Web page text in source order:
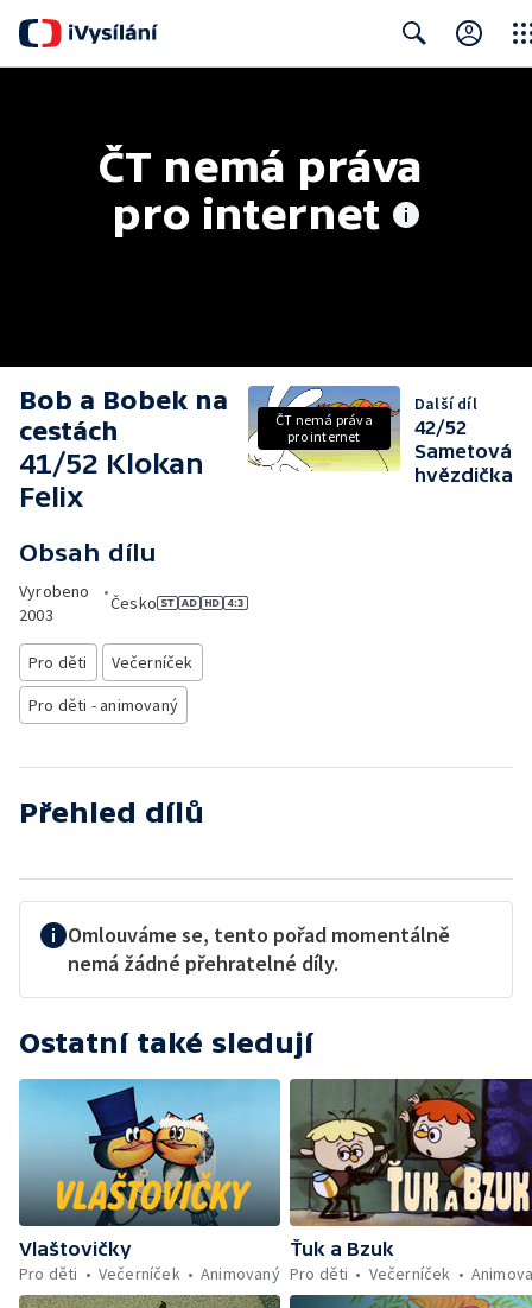
ČT nemá práva
pro internet
Bob a Bobek na
cestách
41/52 Klokan
Felix
Obsah dílu
Vyrobeno
2003
•
Česko
Pro děti
Večerníček
Pro děti - animovaný
ČT nemá práva
pro internet
Další díl
42/52
Sametová
hvězdička
Přehled dílů
Omlouváme se, tento pořad momentálně
nemá žádné přehratelné díly.
Ostatní také sledují
Vlaštovičky
Pro děti
Večerníček Animovaný
Ťuk a Bzuk
Pro děti
Večerníček